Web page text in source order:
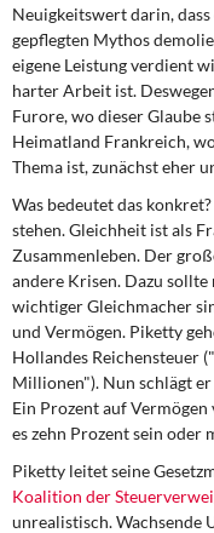
Neuigkeitswert darin,
gepflegten Mythos
eigene Leistung verdient
harter Arbeit ist.
Furore, wo dieser Glaube
Heimatland Frankreich,
Thema ist, zunächst eher
Was bedeutet das
stehen. Gleichheit ist als
Zusammenleben. Der
andere Krisen. Dazu sollte
wichtiger Gleichmacher
und Vermögen. Piketty
Hollandes Reichensteuer
Millionen"). Nun schlägt
Ein Prozent auf
es zehn Prozent sein oder
Piketty leitet seine
Koalition der
unrealistisch. Wachsende